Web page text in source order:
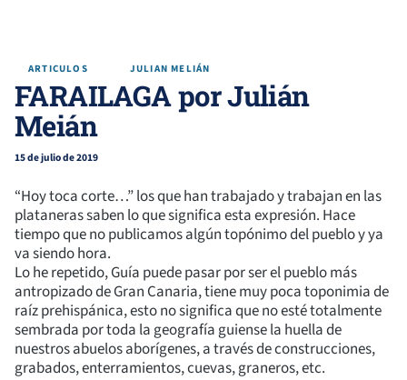
ARTICULOS JULIAN MELIÁN
FARAILAGA por Julián
Meián
15 de julio de 2019
“Hoy toca corte…” los que han trabajado y trabajan en las
plataneras saben lo que significa esta expresión. Hace
tiempo que no publicamos algún topónimo del pueblo y ya
va siendo hora.
Lo he repetido, Guía puede pasar por ser el pueblo más
antropizado de Gran Canaria, tiene muy poca toponimia de
raíz prehispánica, esto no significa que no esté totalmente
sembrada por toda la geografía guiense la huella de
nuestros abuelos aborígenes, a través de construcciones,
grabados, enterramientos, cuevas, graneros, etc.